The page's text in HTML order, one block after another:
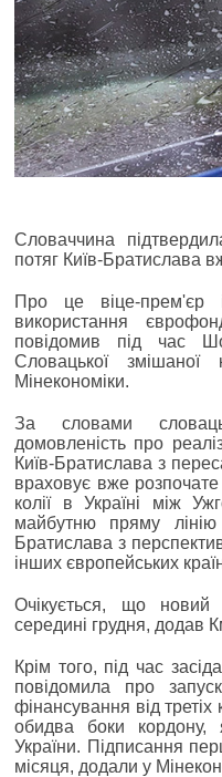
Словаччина
потяг Київ-Братислава
Про це віце-прем'єр
використання
повідомив під час
Словацької змішаної
Мінекономіки.
За словами
домовленість про
Київ-Братислава з
враховує вже розпочате
колії в Україні між
майбутню пряму
Братислава з
інших європейських
Очікується, що новий
середині грудня, додав
Крім того, під час
повідомила про
фінансування від третіх
обидва боки кордону,
України. Підписання
місяця, додали у